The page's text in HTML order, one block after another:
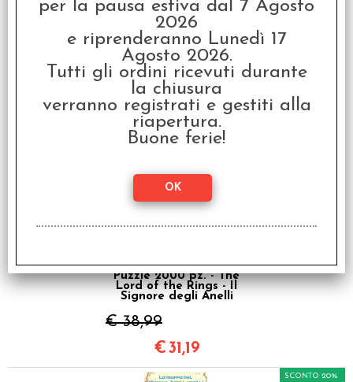
Similo - Il Signore degli
Anelli
€ 11,99
€9,59
Puzzle 2000 pz. - The
Lord of the Rings - Il
Signore degli Anelli
€ 38,99
€31,19
SCONTO 20%
per la pausa estiva dal 7 Agosto
2026
e riprenderanno Lunedì 17
Agosto 2026.
Tutti gli ordini ricevuti durante
la chiusura
verranno registrati e gestiti alla
riapertura.
Buone ferie!